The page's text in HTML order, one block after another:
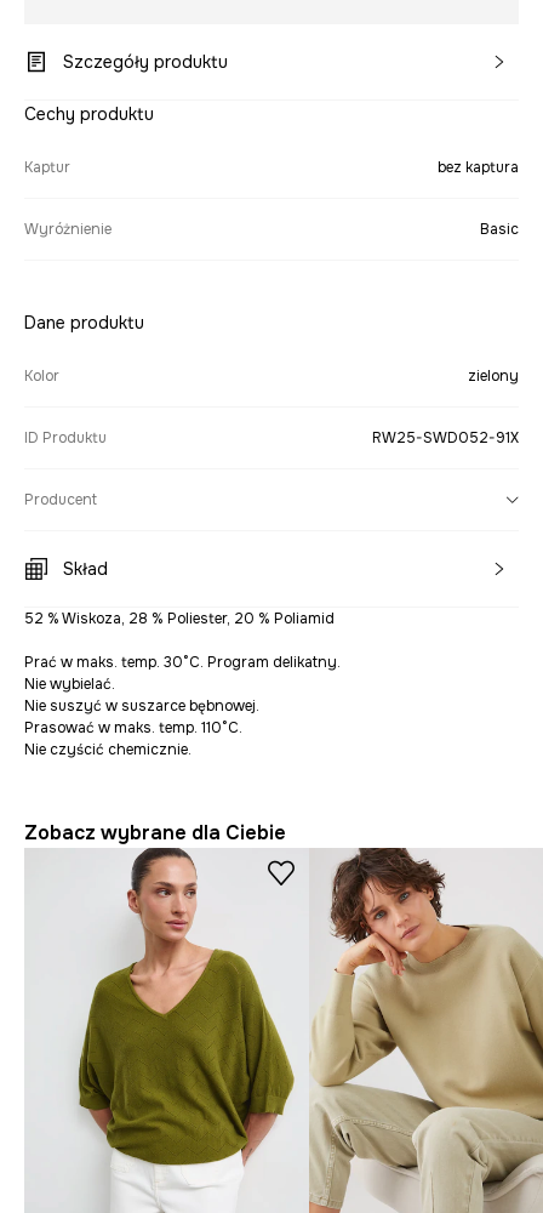
Szczegóły produktu
Cechy produktu
Kaptur bez kaptura
Wyróżnienie Basic
Dane produktu
Kolor zielony
ID Produktu RW25-SWD052-91X
Producent
Skład
52 % Wiskoza, 28 % Poliester, 20 % Poliamid
Prać w maks. temp. 30°C. Program delikatny.
Nie wybielać.
Nie suszyć w suszarce bębnowej.
Prasować w maks. temp. 110°C.
Nie czyścić chemicznie.
Zobacz wybrane dla Ciebie